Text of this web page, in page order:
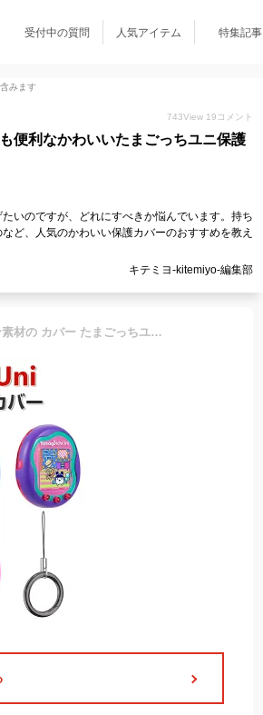
受付中の質問 人気アイテム 特集記事
みます
743View 19 コメント
便利なかわいいたまごっちユニ保護
いのですが、どれにすべきか悩んでいます。持ち
ど、人気のかわいい保護カバーのおすすめを教え
キテミヨ-kitemiyo-編集部
Tamagotchi Uni ケース 柔軟性のあるシリコン素材の カバー たまごっちユニ CASE 耐衝撃 落下防止 収納 保護 ソフトケース 便利 実用 おすすめ おしゃれ カバー カラビナ付き